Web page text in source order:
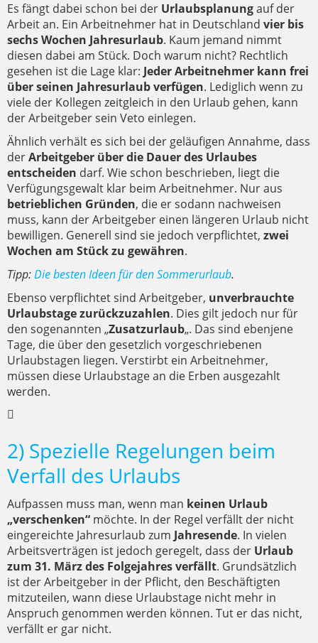
Es fängt dabei schon bei der Urlaubsplanungauf der
Arbeit an. Ein Arbeitnehmer hat in Deutschland vier bis
sechs Wochen Jahresurlaub. Kaum jemand nimmt
diesen dabei am Stück. Doch warum nicht? Rechtlich
gesehen ist die Lage klar: Jeder Arbeitnehmer kann frei
über seinen Jahresurlaub verfügen. Lediglich wenn zu
viele der Kollegen zeitgleich in den Urlaub gehen, kann
der Arbeitgeber sein Veto einlegen.
Ähnlich verhält es sich bei der geläufigen Annahme, dass
derArbeitgeber über die Dauer des Urlaubes
entscheiden darf. Wie schon beschrieben, liegt die
Verfügungsgewalt klar beim Arbeitnehmer. Nur aus
betrieblichen Gründen, die er sodann nachweisen
muss, kann der Arbeitgeber einen längeren Urlaub nicht
bewilligen. Generell sind sie jedoch verpflichtet, zwei
Wochen am Stück zu gewähren.
Tipp:Die besten Ideen für den Sommerurlaub.
Ebenso verpflichtet sind Arbeitgeber, unverbrauchte
Urlaubstage zurückzuzahlen. Dies gilt jedoch nur für
den sogenannten „Zusatzurlaub„. Das sind ebenjene
Tage, die über den gesetzlich vorgeschriebenen
Urlaubstagen liegen. Verstirbt ein Arbeitnehmer,
müssen diese Urlaubstage an die Erben ausgezahlt
werden.
2) Spezielle Regelungen beim
Verfall des Urlaubs
Aufpassen muss man, wenn man keinen Urlaub
„verschenken“ möchte. In der Regel verfällt der nicht
eingereichte Jahresurlaub zum Jahresende. In vielen
Arbeitsverträgen ist jedoch geregelt, dass der Urlaub
zum 31. März des Folgejahres verfällt. Grundsätzlich
ist der Arbeitgeber in der Pflicht, den Beschäftigten
mitzuteilen, wann diese Urlaubstage nicht mehr in
Anspruch genommen werden können. Tut er das nicht,
verfällt er gar nicht.